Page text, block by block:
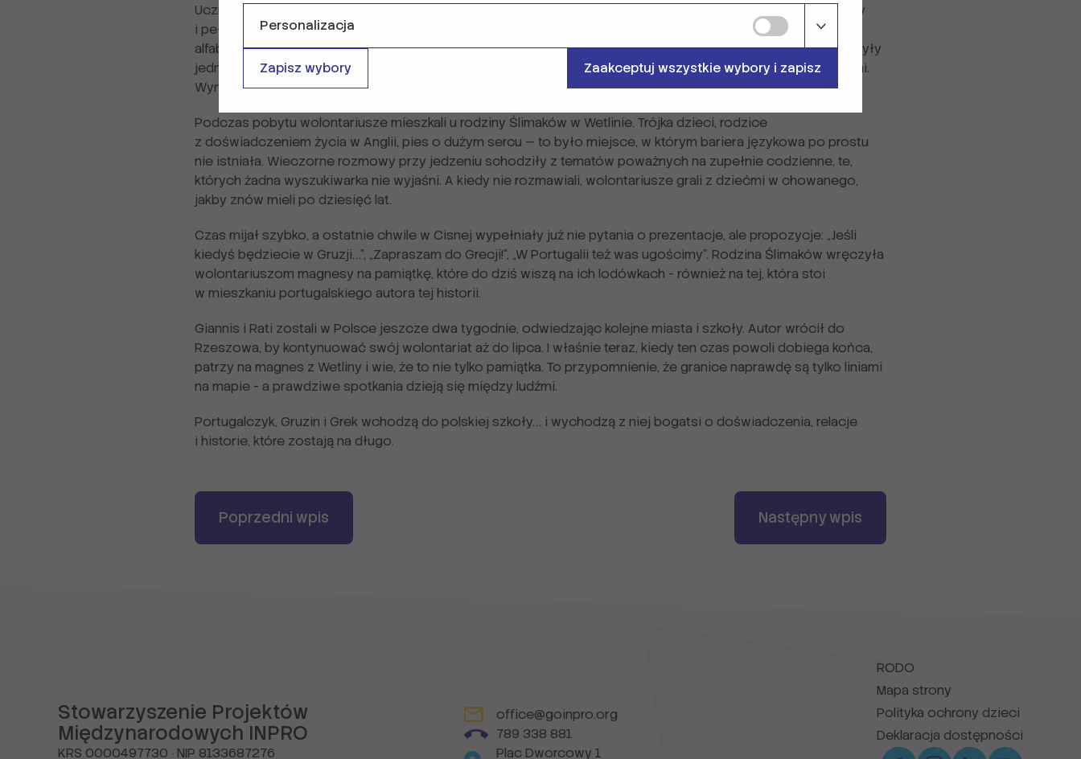
Uczniowie czekali na nich z ciekawością, a pierwsze minuty w szkole szybko pokazały, że to będzie intenszny
i pełen energii czas. Każdy z wolontariuszy trafił do innej klasy, gdzie opowiadał o swoim kraju: o gruzińskim
alfabecie, greckich wyspach, portugalskich daniach, których nazwy trudno wymówić. Między prezentacjami były
jednak momenty, które najlepiej oddają ducha takich spotkań - jak choćby pojedynki w ping-ponga z uczniami.
Wynik? Wolontariusze przegrywali w spektakularnym stylu, ale za to z dużą dawką śmiechu.
Podczas pobytu wolontariusze mieszkali u rodziny Ślimaków w Wetlinie. Trójka dzieci, rodzice
z doświadczeniem życia w Anglii, pies o dużym sercu — to było miejsce, w którym bariera językowa po prostu
nie istniała. Wieczorne rozmowy przy jedzeniu schodziły z tematów poważnych na zupełnie codzienne, te,
których żadna wyszukiwarka nie wyjaśni. A kiedy nie rozmawiali, wolontariusze grali z dziećmi w chowanego,
jakby znów mieli po dziesięć lat.
Czas mijał szybko, a ostatnie chwile w Cisnej wypełniały już nie pytania o prezentacje, ale propozycje: „Jeśli
kiedyś będziecie w Gruzji…”, „Zapraszam do Grecji!”, „W Portugalii też was ugościmy”. Rodzina Ślimaków wręczyła
wolontariuszom magnesy na pamiątkę, które do dziś wiszą na ich lodówkach - również na tej, która stoi
w mieszkaniu portugalskiego autora tej historii.
Giannis i Rati zostali w Polsce jeszcze dwa tygodnie, odwiedzając kolejne miasta i szkoły. Autor wrócił do
Rzeszowa, by kontynuować swój wolontariat aż do lipca. I właśnie teraz, kiedy ten czas powoli dobiega końca,
patrzy na magnes z Wetliny i wie, że to nie tylko pamiątka. To przypomnienie, że granice naprawdę są tylko liniami
na mapie - a prawdziwe spotkania dzieją się między ludźmi.
Portugalczyk, Gruzin i Grek wchodzą do polskiej szkoły… i wychodzą z niej bogatsi o doświadczenia, relacje
i historie, które zostają na długo.
Poprzedni wpis Następny wpis
Stowarzyszenie Projektów
Międzynarodowych INPRO
KRS 0000497730 · NIP 8133687276
office@goinpro.org
789 338 881
Plac Dworcowy 1
RODO
Mapa strony
Polityka ochrony dzieci
Deklaracja dostępności
Personalizacja
Zapisz wybory Zaakceptuj wszystkie wybory i zapisz